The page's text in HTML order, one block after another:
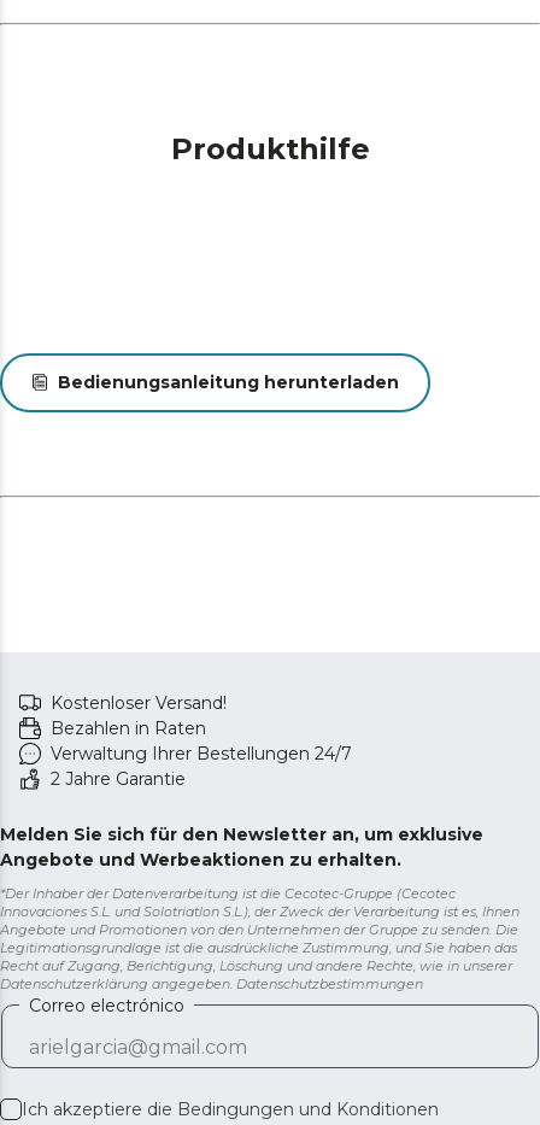
Produkthilfe
Bedienungsanleitung herunterladen
Kostenloser Versand!
Bezahlen in Raten
Verwaltung Ihrer Bestellungen 24/7
2 Jahre Garantie
Melden Sie sich für den Newsletter an, um exklusive
Angebote und Werbeaktionen zu erhalten.
*Der Inhaber der Datenverarbeitung ist die Cecotec-Gruppe (Cecotec
Innovaciones S.L. und Solotriatlon S.L.), der Zweck der Verarbeitung ist es, Ihnen
Angebote und Promotionen von den Unternehmen der Gruppe zu senden. Die
Legitimationsgrundlage ist die ausdrückliche Zustimmung, und Sie haben das
Recht auf Zugang, Berichtigung, Löschung und andere Rechte, wie in unserer
Datenschutzerklärung angegeben. Datenschutzbestimmungen
Correo electrónico
Ich akzeptiere die Bedingungen und Konditionen